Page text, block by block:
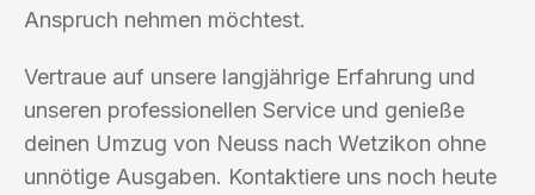
Anspruch nehmen möchtest.
Vertraue auf unsere langjährige Erfahrung und
unseren professionellen Service und genieße
deinen Umzug von Neuss nach Wetzikon ohne
unnötige Ausgaben. Kontaktiere uns noch heute